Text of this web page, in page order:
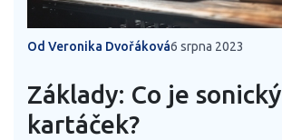
Od Veronika Dvořáková6 srpna 2023
Základy: Co je sonický
kartáček?